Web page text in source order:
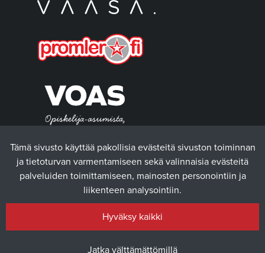
Tämä sivusto käyttää pakollisia evästeitä sivuston toiminnan
ja tietoturvan varmentamiseen sekä valinnaisia evästeitä
palveluiden toimittamiseen, mainosten personointiin ja
liikenteen analysointiin.
Hyväksy kaikki
Jatka välttämättömillä